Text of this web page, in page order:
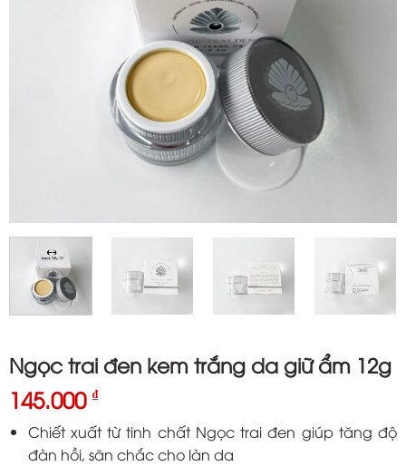
Ngọc trai đen kem trắng da giữ ẩm 12g
145.000 ₫
Chiết xuất từ tinh chất Ngọc trai đen giúp tăng độ
đàn hồi, săn chắc cho làn da